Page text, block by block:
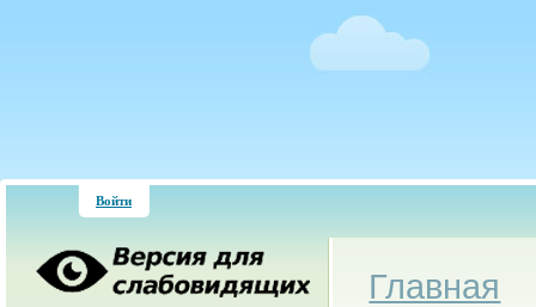
Войти
Вы здесь
Главная